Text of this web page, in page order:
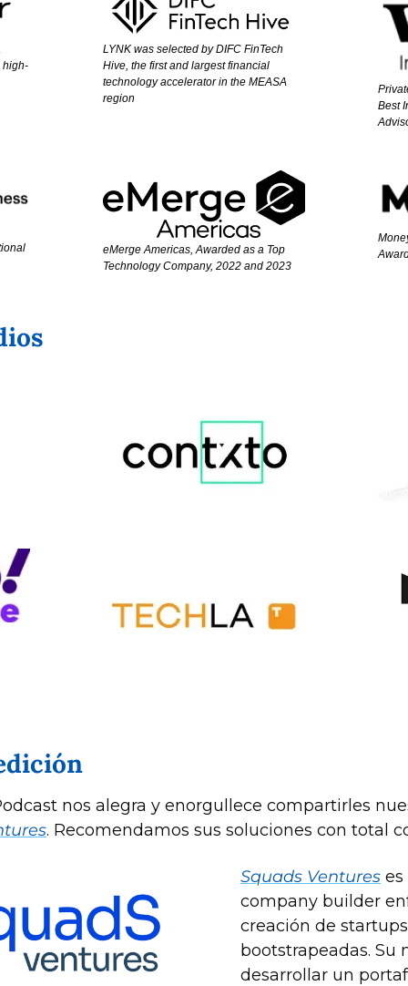
high-
LYNK was selected by DIFC FinTech
Hive, the first and largest financial
technology accelerator in the MEASA
region
Best
eMerge Americas, Awarded as a Top
Technology Company, 2022 and 2023
nos alegra y enorgullece compartirles
. Recomendamos sus soluciones con total
Squads Ventures
company builder
creación de
bootstrapeadas. Su
desarrollar un